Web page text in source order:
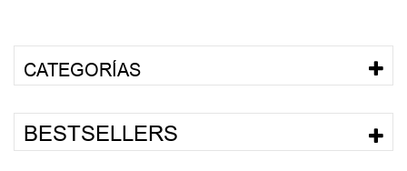
CATEGORÍAS
BESTSELLERS